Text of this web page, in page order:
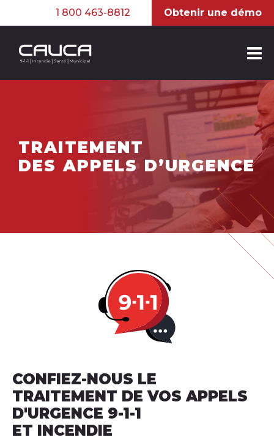
1 800 463-8812 Obtenir une démo
TRAITEMENT
DES APPELS D’URGENCE
CONFIEZ-NOUS LE
TRAITEMENT DE VOS APPELS
D'URGENCE 9-1-1
ET INCENDIE